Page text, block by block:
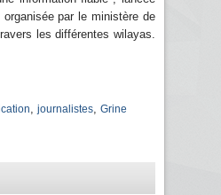
par le ministère de
les différentes wilayas.
journalistes Grine